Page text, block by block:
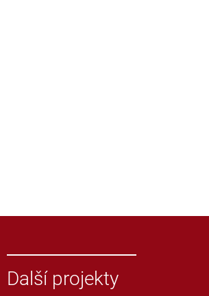
Další projekty